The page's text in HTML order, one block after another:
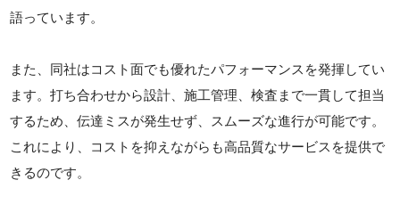
語っています。
また、同社はコスト面でも優れたパフォーマンスを発揮してい
ます。打ち合わせから設計、施工管理、検査まで一貫して担当
するため、伝達ミスが発生せず、スムーズな進行が可能です。
これにより、コストを抑えながらも高品質なサービスを提供で
きるのです。